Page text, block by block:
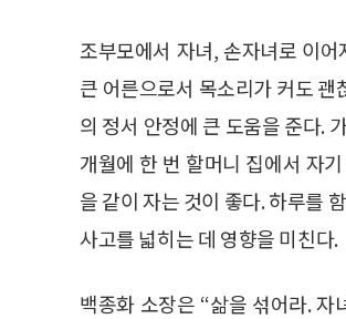
조부모에서 자녀, 손자녀로 이
큰 어른으로서 목소리가 커도
의 정서 안정에 큰 도움을 준다.
개월에 한 번 할머니 집에서 자
을 같이 자는 것이 좋다. 하루를
사고를 넓히는 데 영향을 미친다.
백종화 소장은 “삶을 섞어라.